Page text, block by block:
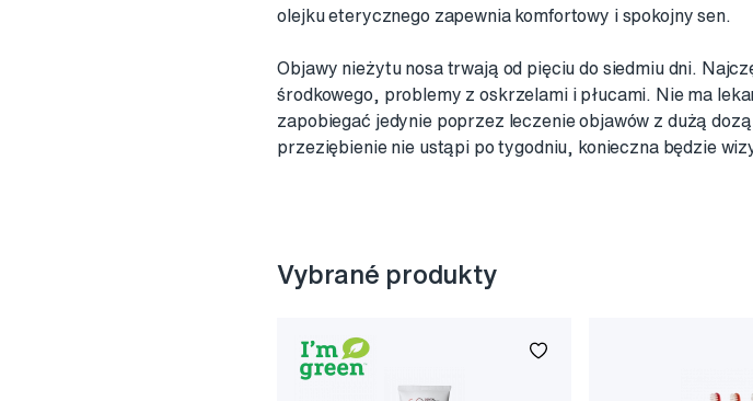
olejku eterycznego zapewnia komfortowy i spokojny sen.
Objawy nieżytu nosa trwają od pięciu do siedmiu dni.
środkowego, problemy z oskrzelami i płucami. Nie ma
zapobiegać jedynie poprzez leczenie objawów z dużą
przeziębienie nie ustąpi po tygodniu, konieczna będzie
Vybrané produkty